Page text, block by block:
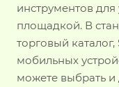
инструментов
площадкой. В
торговый
мобильных
можете выбрать